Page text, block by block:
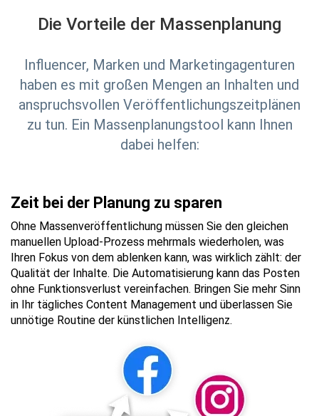
Die Vorteile der Massenplanung
Influencer, Marken und Marketingagenturen
haben es mit großen Mengen an Inhalten und
anspruchsvollen Veröffentlichungszeitplänen
zu tun. Ein Massenplanungstool kann Ihnen
dabei helfen:
Zeit bei der Planung zu sparen
Ohne Massenveröffentlichung müssen Sie den gleichen
manuellen Upload-Prozess mehrmals wiederholen, was
Ihren Fokus von dem ablenken kann, was wirklich zählt: der
Qualität der Inhalte. Die Automatisierung kann das Posten
ohne Funktionsverlust vereinfachen. Bringen Sie mehr Sinn
in Ihr tägliches Content Management und überlassen Sie
unnötige Routine der künstlichen Intelligenz.